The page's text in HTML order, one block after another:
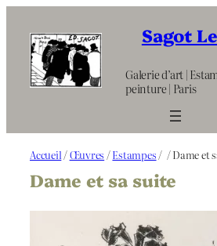
contenu
Sagot
Galerie d’art |
peinture | Paris
Accueil /Œuvres /Estampes / / Dame et
Dame et sa suite